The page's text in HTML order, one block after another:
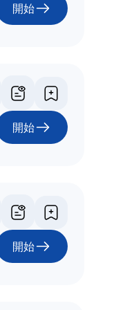
開始
開始
開始